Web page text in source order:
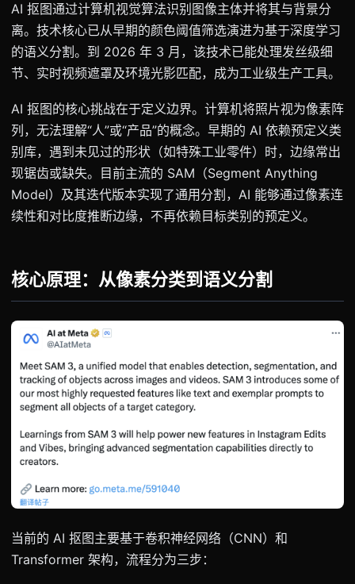
AI 抠图通过计算机视觉算法识别图像主体并将其与背景分
离。技术核心已从早期的颜色阈值筛选演进为基于深度学习
的语义分割。到 2026 年 3 月，该技术已能处理发丝级细
节、实时视频遮罩及环境光影匹配，成为工业级生产工具。
AI 抠图的核心挑战在于定义边界。计算机将照片视为像素阵
列，无法理解“人”或“产品”的概念。早期的 AI 依赖预定义类
别库，遇到未见过的形状（如特殊工业零件）时，边缘常出
现锯齿或缺失。目前主流的 SAM（Segment Anything
Model）及其迭代版本实现了通用分割，AI 能够通过像素连
续性和对比度推断边缘，不再依赖目标类别的预定义。
核心原理：从像素分类到语义分割
当前的 AI 抠图主要基于卷积神经网络（CNN）和
Transformer 架构，流程分为三步：